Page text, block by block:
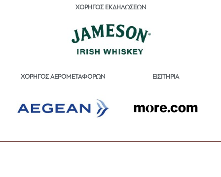
ΧΟΡΗΓΟΣ ΕΚΔΗΛΩΣΕΩΝ
ΧΟΡΗΓΟΣ ΑΕΡΟΜΕΤΑΦΟΡΩΝ ΕΙΣΙΤΗΡΙΑ